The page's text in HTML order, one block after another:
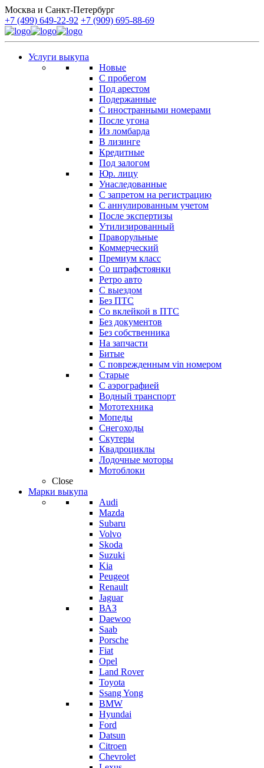
Москва и Санкт-Петербург
+7 (499) 649-22-92 +7 (909) 695-88-69
Услуги выкупа
Новые
С пробегом
Под арестом
Подержанные
С иностранными номерами
После угона
Из ломбарда
В лизинге
Кредитные
Под залогом
Юр. лицу
Унаследованные
С запретом на регистрацию
С аннулированным учетом
После экспертизы
Утилизированный
Праворульные
Коммерческий
Премиум класс
Со штрафстоянки
Ретро авто
С выездом
Без ПТС
Со вклейкой в ПТС
Без документов
Без собственника
На запчасти
Битые
С поврежденным vin номером
Старые
С аэрографией
Водный транспорт
Мототехника
Мопеды
Снегоходы
Скутеры
Квадроциклы
Лодочные моторы
Мотоблоки
Close
Марки выкупа
Audi
Mazda
Subaru
Volvo
Skoda
Suzuki
Kia
Peugeot
Renault
Jaguar
ВАЗ
Daewoo
Saab
Porsche
Fiat
Opel
Land Rover
Toyota
Ssang Yong
BMW
Hyundai
Ford
Datsun
Citroen
Chevrolet